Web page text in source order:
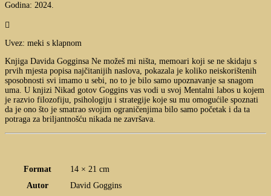
Godina: 2024.

Uvez: meki s klapnom
Knjiga Davida Gogginsa Ne možeš mi ništa, memoari koji se ne skidaju s
prvih mjesta popisa najčitanijih naslova, pokazala je koliko neiskorištenih
sposobnosti svi imamo u sebi, no to je bilo samo upoznavanje sa snagom
uma. U knjizi Nikad gotov Goggins vas vodi u svoj Mentalni labos u kojem
je razvio filozofiju, psihologiju i strategije koje su mu omogućile spoznati
da je ono što je smatrao svojim ograničenjima bilo samo početak i da ta
potraga za briljantnošću nikada ne završava.
Format
14 × 21 cm
Autor
David Goggins